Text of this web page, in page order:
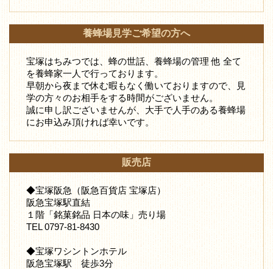
養蜂場見学ご希望の方へ
宝塚はちみつでは、蜂の世話、養蜂場の管理 他 全て
を養蜂家一人で行っております。
早朝から夜まで休む暇もなく働いておりますので、見
学の方々のお相手をする時間がございません。
誠に申し訳ございませんが、大手で人手のある養蜂場
にお申込み頂ければ幸いです。
販売店
◆宝塚阪急（阪急百貨店 宝塚店）
阪急宝塚駅直結
１階「銘菓銘品 日本の味」売り場
TEL 0797-81-8430
◆宝塚ワシントンホテル
阪急宝塚駅 徒歩3分